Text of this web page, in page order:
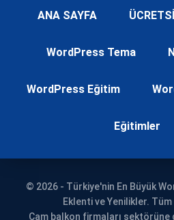
ANA SAYFA
WordPress Tema
WordPress Eğitim
Eğitimler
© 2026 - Türkiye'nin En Büyük
Eklenti ve Yenilikler. Tüm
Cam balkon firmaları sektörüne